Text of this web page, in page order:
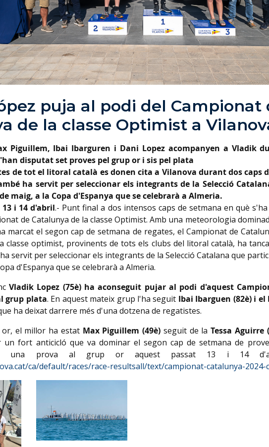
puja al podi del Campionat
de la classe Optimist a
Piguillem, Ibai Ibarguren i Dani Lopez acompanyen a Vladik
disputat set proves pel grup or i sis pel plata
de tot el litoral català es donen cita a Vilanova durant dos caps
ha servit per seleccionar els integrants de la Selecció
maig, a la Copa d'Espanya que se celebrarà a Almeria.
13 i 14 d'abril.- Punt final a dos intensos caps de setmana en què
de Catalunya de la classe Optimist. Amb una meteorologia
marcat el segon cap de setmana de regates, el Campionat de
classe optimist, provinents de tots els clubs del litoral català, ha
servit per seleccionar els integrants de la Selecció Catalana que
d'Espanya que se celebrarà a Almeria.
Vladik Lopez (75è) ha aconseguit pujar al podi d'aquest
grup plata. En aquest mateix grup l'ha seguit Ibai Ibarguen (82è) i el
ha deixat darrere més d'una dotzena de regatistes.
el millor ha estat Max Piguillem (49è) seguit de laTessa Aguirre
un fort anticicló que va dominar el segon cap de setmana de
una prova al grup or aquest passat 13 i 14
ca/default/races/race-resultsall/text/campionat-catalunya-2024-